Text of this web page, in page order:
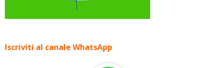
Iscriviti al canale WhatsApp